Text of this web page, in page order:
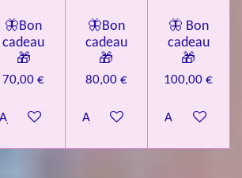
🦋Bon
cadeau
🎁
70,00 €
Ajouter au panier
🦋Bon
cadeau
🎁
80,00 €
Ajouter au panier
🦋 Bon
cadeau
🎁
100,00 €
Ajouter au